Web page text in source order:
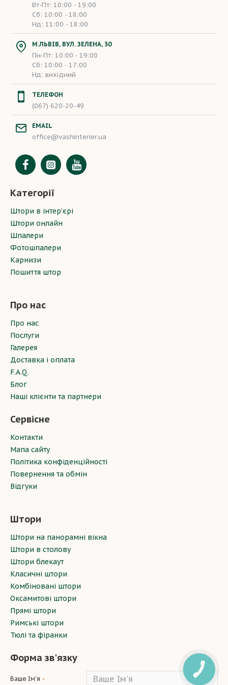
Вт-Пт: 10:00 - 19:00
Сб: 10:00 - 18:00
Нд: 11:00 - 18:00
М.ЛЬВІВ, ВУЛ. ЗЕЛЕНА, 30
Пн-Пт: 10:00 - 19:00
Сб: 10:00 - 17:00
Нд: вихідний
ТЕЛЕФОН
(067) 620-20-49
EMAIL
office@vashinterier.ua
Категорії
Штори в інтер’єрі
Штори онлайн
Шпалери
Фотошпалери
Карнизи
Пошиття штор
Про нас
Про нас
Послуги
Галерея
Доставка і оплата
F.A.Q.
Блог
Наші клієнти та партнери
Сервісне
Контакти
Мапа сайту
Політика конфіденційності
Повернення та обмін
Відгуки
Штори
Штори на панорамні вікна
Штори в столову
Штори блекаут
Класичні штори
Комбіновані штори
Оксамитові штори
Прямі штори
Римські штори
Тюлі та фіранки
Форма зв'язку
Ваше Ім'я